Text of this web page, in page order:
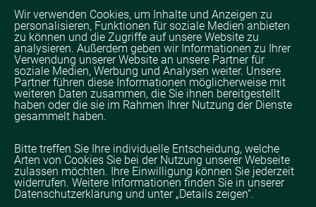
Wir verwenden Cookies, um Inhalte und Anzeigen zu
personalisieren, Funktionen für soziale Medien anbieten
zu können und die Zugriffe auf unsere Website zu
analysieren. Außerdem geben wir Informationen zu Ihrer
Verwendung unserer Website an unsere Partner für
soziale Medien, Werbung und Analysen weiter. Unsere
Partner führen diese Informationen möglicherweise mit
weiteren Daten zusammen, die Sie ihnen bereitgestellt
haben oder die sie im Rahmen Ihrer Nutzung der Dienste
gesammelt haben.
Bitte treffen Sie Ihre individuelle Entscheidung, welche
Arten von Cookies Sie bei der Nutzung unserer Webseite
zulassen möchten. Ihre Einwilligung können Sie jederzeit
widerrufen. Weitere Informationen finden Sie in unserer
Datenschutzerklärung und unter „Details zeigen“.